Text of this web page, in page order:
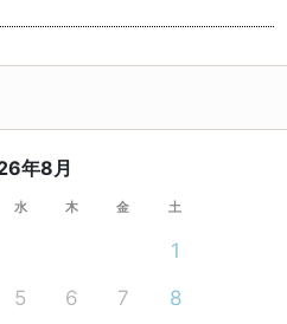
年8月
水 木 金 土
1
5 6 7
8